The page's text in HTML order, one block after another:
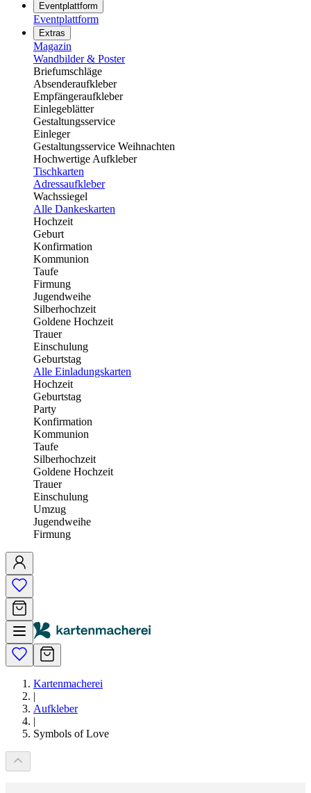
Eventplattform
Eventplattform
Extras
Magazin
Wandbilder & Poster
Briefumschläge
Absenderaufkleber
Empfängeraufkleber
Einlegeblätter
Gestaltungsservice
Einleger
Gestaltungsservice Weihnachten
Hochwertige Aufkleber
Tischkarten
Adressaufkleber
Wachssiegel
Alle Dankeskarten
Hochzeit
Geburt
Konfirmation
Kommunion
Taufe
Firmung
Jugendweihe
Silberhochzeit
Goldene Hochzeit
Trauer
Einschulung
Geburtstag
Alle Einladungskarten
Hochzeit
Geburtstag
Party
Konfirmation
Kommunion
Taufe
Silberhochzeit
Goldene Hochzeit
Trauer
Einschulung
Umzug
Jugendweihe
Firmung
Kartenmacherei
|
Aufkleber
|
Symbols of Love